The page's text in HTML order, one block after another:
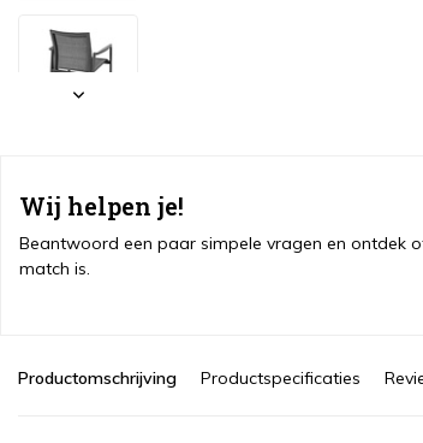
Wij helpen je!
Beantwoord een paar simpele vragen en ontdek
match is.
Productomschrijving Productspecificaties